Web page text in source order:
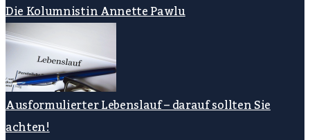
Die Kolumnistin Annette Pawlu
Ausformulierter Lebenslauf – darauf sollten Sie
achten!